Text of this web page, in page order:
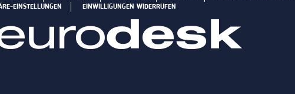
EINSTELLUNGEN
EINWILLIGUNGEN WIDERRUFEN